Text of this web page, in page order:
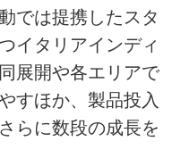
では提携したスタ
イタリアインディ
展開や各エリアで
すほか、製品投入
らに数段の成長を